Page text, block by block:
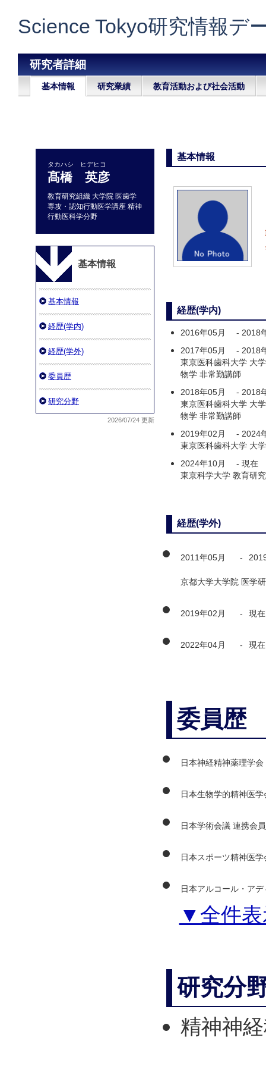
Science Tokyo研究情報デ
研究者詳細
基本情報 研究業績 教育活動および社会活動
タカハシ ヒデヒコ
髙橋 英彦
教育研究組織 大学院 医歯学
専攻・認知行動医学講座 精神
行動医科学分野
基本情報
基本情報
経歴(学内)
経歴(学外)
委員歴
研究分野
2026/07/24 更新
基本情報
経歴(学内)
2016年05月 - 2018
2017年05月
- 2018
東京医科歯科大学 大
物学 非常勤講師
2018年05月
- 2018
東京医科歯科大学 大
物学 非常勤講師
2019年02月
- 2024
東京医科歯科大学 大
2024年10月
- 現在
東京科学大学 教育研
経歴(学外)
2011年05月 -
京都大学大学院 医学
2019年02月 - 現在
2022年04月 - 現在
委員歴
日本神経精神薬理学会
日本生物学的精神医学
日本学術会議 連携会員
日本スポーツ精神医学
日本アルコール・ア
▼全件表
研究分
精神神